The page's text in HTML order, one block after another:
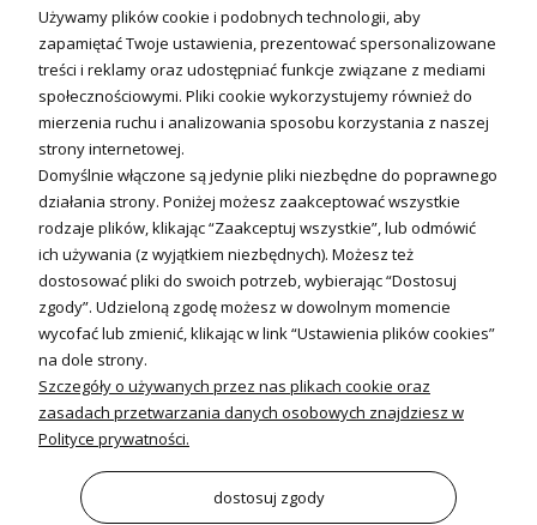
Technika solarna
Fotowoltanika
Sterowniki i regulatory
Nagrzewnice i kurtyny
Kuchnia i Wentylacja
Kuchnia
Zlewozmywaki
Baterie kuchenne
Młynki do odpadów
Wentylacja i Informacje
Wentylatory
Używamy plików cookie i podobnych technologii, aby
zapamiętać Twoje ustawienia, prezentować spersonalizowane
treści i reklamy oraz udostępniać funkcje związane z mediami
społecznościowymi. Pliki cookie wykorzystujemy również do
mierzenia ruchu i analizowania sposobu korzystania z naszej
strony internetowej.
Domyślnie włączone są jedynie pliki niezbędne do poprawnego
działania strony. Poniżej możesz zaakceptować wszystkie
rodzaje plików, klikając “Zaakceptuj wszystkie”, lub odmówić
ich używania (z wyjątkiem niezbędnych). Możesz też
dostosować pliki do swoich potrzeb, wybierając “Dostosuj
zgody”. Udzieloną zgodę możesz w dowolnym momencie
wycofać lub zmienić, klikając w link “Ustawienia plików cookies”
na dole strony.
Szczegóły o używanych przez nas plikach cookie oraz
zasadach przetwarzania danych osobowych znajdziesz w
Polityce prywatności.
dostosuj zgody